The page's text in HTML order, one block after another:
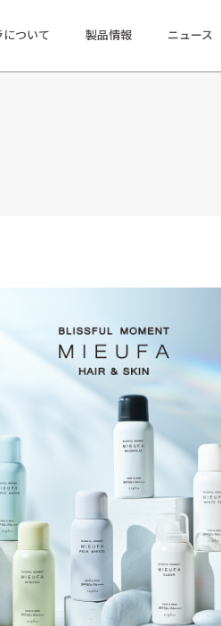
について 製品情報 ニュース